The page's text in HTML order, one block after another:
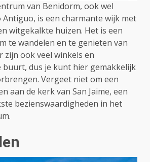
van Benidorm, ook wel
Antiguo, is een charmante wijk met
witgekalkte huizen. Het is een
te wandelen en te genieten van
zijn ook veel winkels en
buurt, dus je kunt hier gemakkelijk
Vergeet niet om een
aan de kerk van San Jaime, een
bezienswaardigheden in het